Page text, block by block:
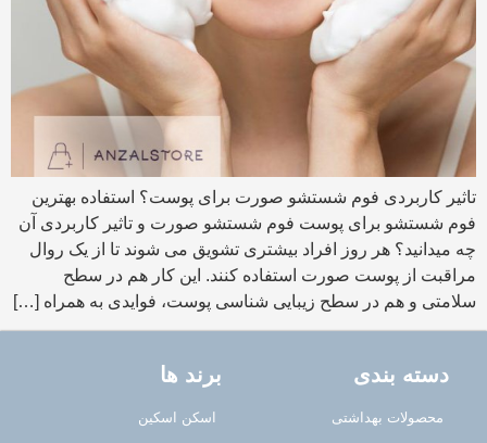
تاثیر کاربردی فوم شستشو صورت برای پوست؟ استفاده بهترین
فوم شستشو برای پوست فوم شستشو صورت و تاثیر کاربردی آن
چه میدانید؟ هر روز افراد بیشتری تشویق می شوند تا از یک روال
مراقبت از پوست صورت استفاده کنند. این کار هم در سطح
سلامتی و هم در سطح زیبایی شناسی پوست، فوایدی به همراه […]
دسته بندی
محصولات بهداشتی
برند ها
اسکن اسکین